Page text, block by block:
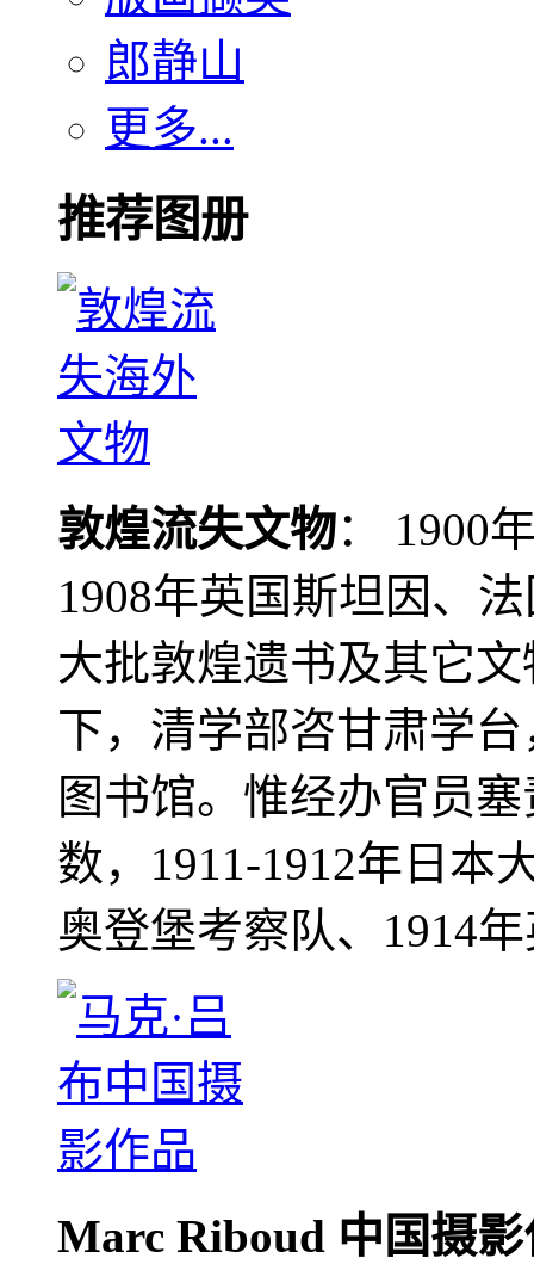
郎静山
更多...
推荐图册
敦煌流失文物： 1900
1908年英国斯坦因、
大批敦煌遗书及其它
下，清学部咨甘肃学
图书馆。惟经办官员
数，1911-1912年日本
奥登堡考察队、1914
Marc Riboud 中国摄